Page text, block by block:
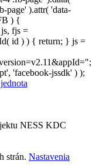
page' ).attr( 'data-
) {
fjs =
id ) ) { return; } js =
'facebook-jssdk' ) );
NESS KDC
strán. Nastavenia